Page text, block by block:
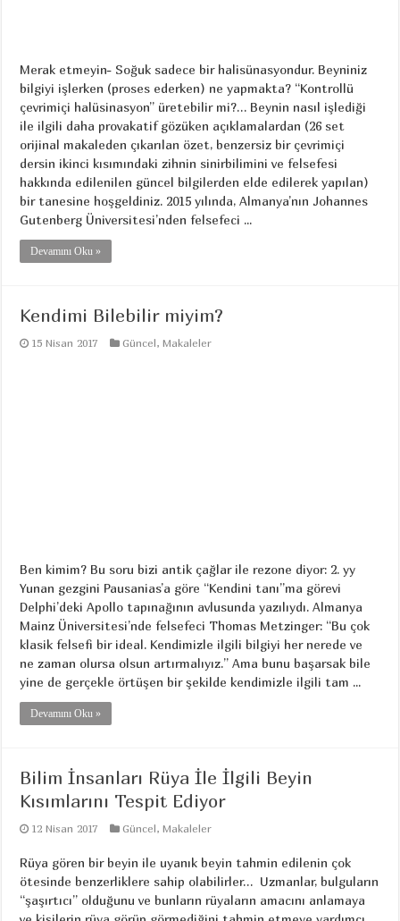
Merak etmeyin- Soğuk sadece bir halisünasyondur. Beyniniz
bilgiyi işlerken (proses ederken) ne yapmakta? “Kontrollü
çevrimiçi halüsinasyon” üretebilir mi?… Beynin nasıl işlediği
ile ilgili daha provakatif gözüken açıklamalardan (26 set
orijinal makaleden çıkarılan özet, benzersiz bir çevrimiçi
dersin ikinci kısımındaki zihnin sinirbilimini ve felsefesi
hakkında edilenilen güncel bilgilerden elde edilerek yapılan)
bir tanesine hoşgeldiniz. 2015 yılında, Almanya’nın Johannes
Gutenberg Üniversitesi’nden felsefeci ...
Devamını Oku »
Kendimi Bilebilir miyim?
15 Nisan 2017 Güncel,Makaleler
Ben kimim? Bu soru bizi antik çağlar ile rezone diyor: 2. yy
Yunan gezgini Pausanias’a göre “Kendini tanı”ma görevi
Delphi’deki Apollo tapınağının avlusunda yazılıydı. Almanya
Mainz Üniversitesi’nde felsefeci Thomas Metzinger: “Bu çok
klasik felsefi bir ideal. Kendimizle ilgili bilgiyi her nerede ve
ne zaman olursa olsun artırmalıyız.” Ama bunu başarsak bile
yine de gerçekle örtüşen bir şekilde kendimizle ilgili tam ...
Devamını Oku »
Bilim İnsanları Rüya İle İlgili Beyin
Kısımlarını Tespit Ediyor
12 Nisan 2017 Güncel,Makaleler
Rüya gören bir beyin ile uyanık beyin tahmin edilenin çok
ötesinde benzerliklere sahip olabilirler… Uzmanlar, bulguların
“şaşırtıcı” olduğunu ve bunların rüyaların amacını anlamaya